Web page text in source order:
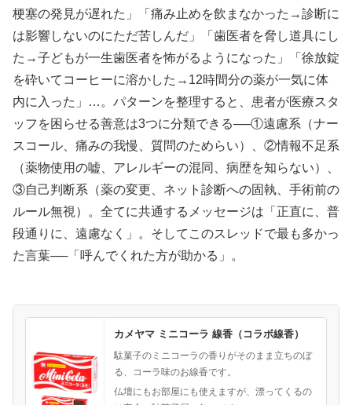
梗塞の発見が遅れた」「痛み止めを飲まなかった→診断に
は影響しないのにただ苦しんだ」「歯医者を脅し道具にし
た→子どもが一生歯医者を怖がるようになった」「徐放錠
を砕いてコーヒーに溶かした→12時間分の薬が一気に体
内に入った」…。パターンを整理すると、患者が医療スタ
ッフを困らせる善意は3つに分類できる──①遠慮系（ナー
スコール、痛みの我慢、質問のためらい）、②情報不足系
（薬物使用の嘘、アレルギーの混同、病歴を知らない）、
③自己判断系（薬の変更、ネット診断への固執、手術前の
ルール無視）。全てに共通するメッセージは「正直に、普
段通りに、遠慮なく」。そしてこのスレッドで最も多かっ
た言葉──「呼んでくれた方が助かる」。
カメヤマ ミニコーラ 線香（コラボ線香）
駄菓子のミニコーラの香りがそのまま立ちのぼ
る、コーラ味のお線香です。
仏壇にもお部屋にも使えますが、漂ってくるの